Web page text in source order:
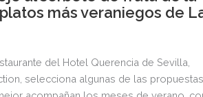
más veraniegos de
del Hotel Querencia de Sevilla,
selecciona algunas de las